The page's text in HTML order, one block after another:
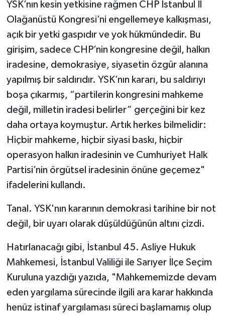
YSK’nın kesin yetkisine rağmen CHP İstanbul İl
Olağanüstü Kongresi’ni engellemeye kalkışması,
açık bir yetki gaspıdır ve yok hükmündedir. Bu
girişim, sadece CHP’nin kongresine değil, halkın
iradesine, demokrasiye, siyasetin özgür alanına
yapılmış bir saldırıdır. YSK’nın kararı, bu saldırıyı
boşa çıkarmış, “partilerin kongresini mahkeme
değil, milletin iradesi belirler” gerçeğini bir kez
daha ortaya koymuştur. Artık herkes bilmelidir:
Hiçbir mahkeme, hiçbir siyasi baskı, hiçbir
operasyon halkın iradesinin ve Cumhuriyet Halk
Partisi’nin örgütsel iradesinin önüne geçemez"
ifadelerini kullandı.
Tanal. YSK'nın kararının demokrasi tarihine bir not
değil, bir uyarı olarak düşüldüğünün altını çizdi.
Hatırlanacağı gibi, İstanbul 45. Asliye Hukuk
Mahkemesi, İstanbul Valiliği ile Sarıyer İlçe Seçim
Kuruluna yazdığı yazıda, "Mahkememizde devam
eden yargılama sürecinde ilgili ara karar hakkında
henüz istinaf yargılaması süreci başlamamış olup